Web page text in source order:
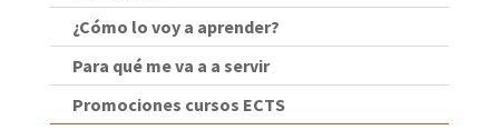
¿Cómo lo voy a aprender?
Para qué me va a a servir
Promociones cursos ECTS